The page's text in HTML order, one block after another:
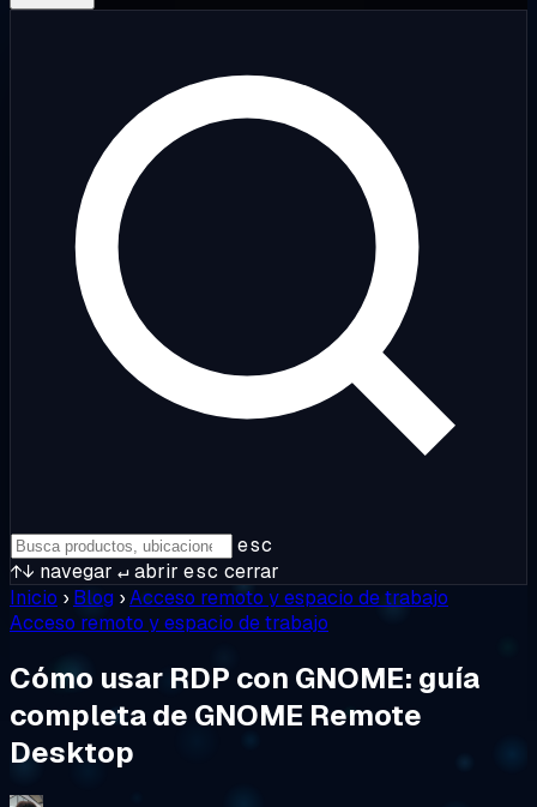
esc
↑↓ navegar ↵abrir esc cerrar
Inicio › Blog ›Acceso remoto y espacio de trabajo
Acceso remoto y espacio de trabajo
Cómo usar RDP con GNOME: guía
completa de GNOME Remote
Desktop